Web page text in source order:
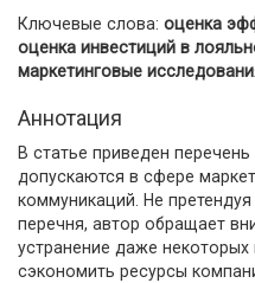
Ключевые слова: оценка
оценка инвестиций в
маркетинговые
Аннотация
В статье приведен
допускаются в сфере
коммуникаций. Не
перечня, автор обращает
устранение даже
сэкономить ресурсы